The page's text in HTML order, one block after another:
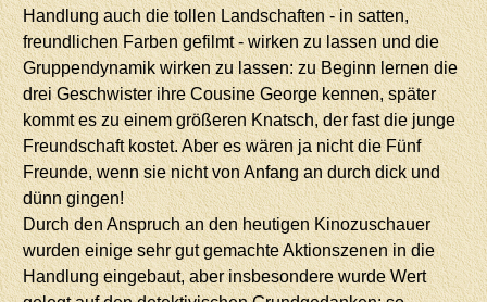
Handlung auch die tollen Landschaften - in satten,
freundlichen Farben gefilmt - wirken zu lassen und die
Gruppendynamik wirken zu lassen: zu Beginn lernen die
drei Geschwister ihre Cousine George kennen, später
kommt es zu einem größeren Knatsch, der fast die junge
Freundschaft kostet. Aber es wären ja nicht die Fünf
Freunde, wenn sie nicht von Anfang an durch dick und
dünn gingen!
Durch den Anspruch an den heutigen Kinozuschauer
wurden einige sehr gut gemachte Aktionszenen in die
Handlung eingebaut, aber insbesondere wurde Wert